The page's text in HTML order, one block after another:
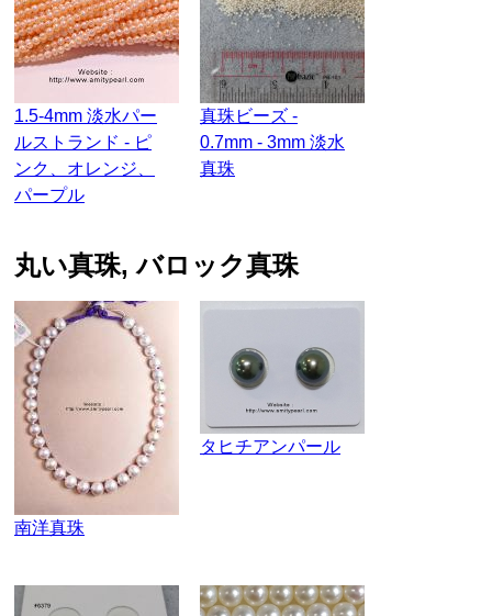
1.5-4mm 淡水パー
ルストランド - ピ
ンク、オレンジ、
パープル
真珠ビーズ -
0.7mm - 3mm 淡水
真珠
丸い真珠, バロック真珠
南洋真珠
タヒチアンパール